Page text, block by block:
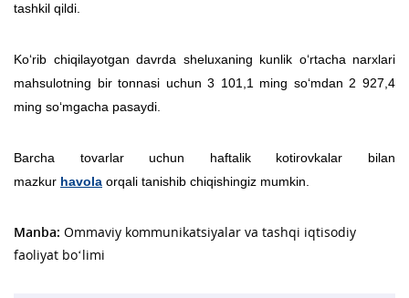
tashkil qildi.
Ko‘rib chiqilayotgan davrda sheluxaning kunlik o‘rtacha narxlari
mahsulotning bir tonnasi uchun 3 101,1 ming so‘mdan 2 927,4
ming so‘mgacha pasaydi.
Barcha tovarlar uchun haftalik kotirovkalar bilan
mazkur havola orqali tanishib chiqishingiz mumkin.
Manba: Ommaviy kommunikatsiyalar va tashqi iqtisodiy
faoliyat bo‘limi